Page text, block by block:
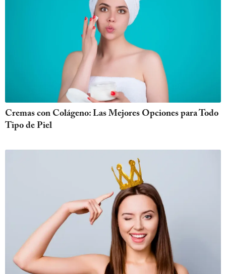
Cremas con Colágeno: Las Mejores Opciones para Todo
Tipo de Piel